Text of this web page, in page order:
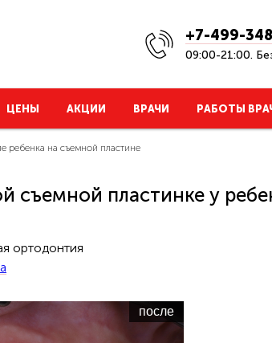
+7-499-
09:00-21:00.
ЦЕНЫ АКЦИИ ВРАЧИ РАБОТЫ
ребенка на съемной пластине
съемной пластинке у
ортодонтия
после